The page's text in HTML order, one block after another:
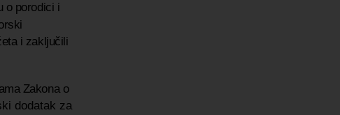
o porodici i
i zaključili
Zakona o
dodatak za